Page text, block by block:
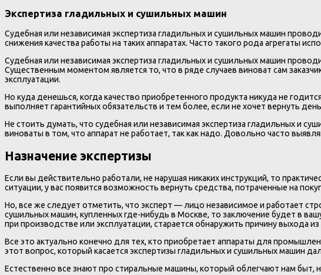
Экспертиза гладильных и сушильных машин
Судебная или независимая экспертиза гладильных и сушильных машин
снижения качества работы на таких аппаратах. Часто такого рода агрегаты
Судебная или независимая экспертиза гладильных и сушильных машин
Существенным моментом является то, что в ряде случаев виноват сам
эксплуатации.
Но куда денешься, когда качество приобретенного продукта никуда не
выполняет гарантийных обязательств и тем более, если не хочет вернуть
Не стоить думать, что судебная или независимая экспертиза гладильных и
виноваты в том, что аппарат не работает, так как надо. Довольно часто
Назначение экспертизы
Если вы действительно работали, не нарушая никаких инструкций, то
ситуации, у вас появится возможность вернуть средства, потраченные на
Но, все же следует отметить, что эксперт — лицо независимое и работает
сушильных машин, купленных где-нибудь в Москве, то заключение будет в
при производстве или эксплуатации, старается обнаружить причину выхода
Все это актуально конечно для тех, кто приобретает аппараты для
этот вопрос, который касается экспертизы гладильных и сушильных машин
Естественно все знают про стиральные машины, который облегчают нам быт,